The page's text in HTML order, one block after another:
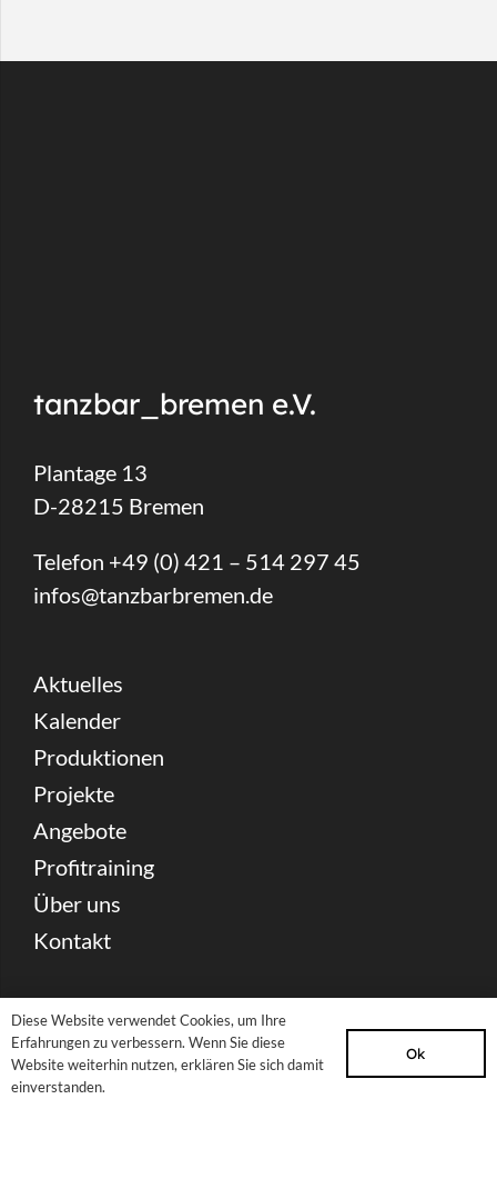
tanzbar_bremen e.V.
Plantage 13
D-28215 Bremen
Telefon +49 (0) 421 – 514 297 45
infos@tanzbarbremen.de
Aktuelles
Kalender
Produktionen
Projekte
Angebote
Profitraining
Über uns
Kontakt
Spenden
Partnerschaft & Förderung
Presse Download
Diese Website verwendet Cookies, um Ihre
Erfahrungen zu verbessern. Wenn Sie diese
Website weiterhin nutzen, erklären Sie sich damit
einverstanden.
Ok